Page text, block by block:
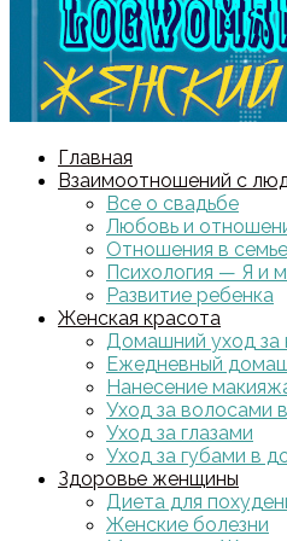
Главная
Взаимоотношений с
Все о свадьбе
Любовь и
Отношения в семье
Психология — Я и
Развитие ребенка
Женская красота
Домашний уход за
Ежедневный
Нанесение
Уход за волосами
Уход за глазами
Уход за губами в
Здоровье женщины
Диета для
Женские болезни